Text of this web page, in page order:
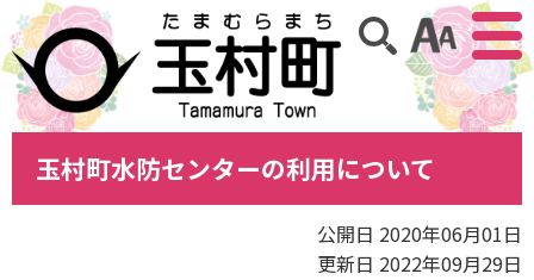
アクセ
サイト内検索
玉村町水防センターの利用について
公開日 2020年06月01日
更新日 2022年09月29日